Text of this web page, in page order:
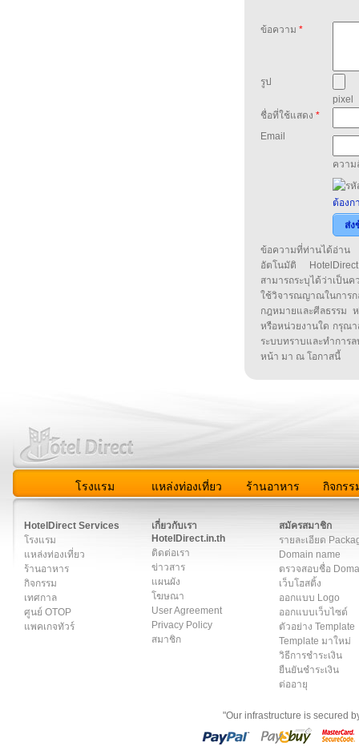
ข้อความ *
รูป
pixel
ชื่อที่ใช้แสดง *
Email
ความ
ต้องก
ส่ง
ข้อความที่ท่านได้อ่าน
อัตโนมัติ
สามารถระบุได้ว่าเป็น
ใช้วิจารณญาณในกา
กฎหมายและศีลธรรม
หรือหน่วยงานใด กรุณา
ระบบทราบและทำกา
หน้า มา ณ โอกาสนี้
โรงแรม แหล่งท่องเที่ยว ร้านอาหาร กิจกรร
HotelDirect Services
โรงแรม
แหล่งท่องเที่ยว
ร้านอาหาร
กิจกรรม
เทศกาล
ศูนย์ OTOP
แพคเกจทัวร์
เกี่ยวกับเรา
HotelDirect.in.th
ติดต่อเรา
ข่าวสาร
แผนผัง
โฆษณา
User Agreement
Privacy Policy
สมาชิก
สมัครสมาชิก
รายละเอียด
Domain name
ตรวจสอบชื่อ
เว็บโฮสติ้ง
ออกแบบ Logo
ออกแบบเว็บไซต์
ตัวอย่าง Template
Template มาใหม่
วิธีการชำระเงิน
ยืนยันชำระเงิน
ต่ออายุ
"Our infrastructure is secured